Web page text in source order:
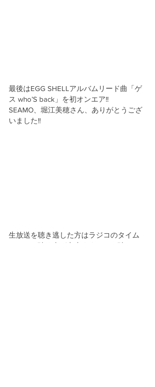
最後はEGG SHELLアルバムリード曲「ゲ
ス who’S back」を初オンエア!!
SEAMO、堀江美穂さん、ありがとうござ
いました!!
生放送を聴き逃した方はラジコのタイム
フリーで聴く事が出来ます、ぜひ聴いて